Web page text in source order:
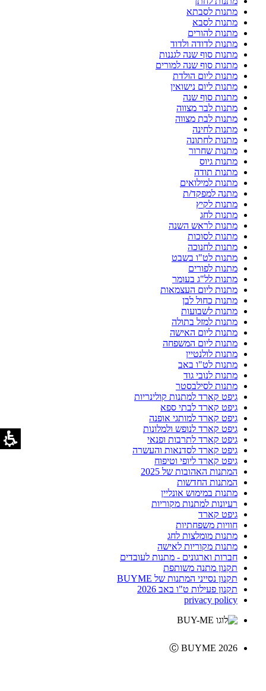
מתנות לסבתא
מתנות לסבא
מתנות להורים
מתנות לדודה ולדוד
מתנות סוף שנה לגננות
מתנות סוף שנה למורים
מתנות ליום הולדת
מתנות ליום נישואין
מתנות סוף שנה
מתנות לבר מצווה
מתנות לבת מצווה
מתנות לחינה
מתנות לחתונה
מתנות שחרור
מתנות גיוס
מתנות תודה
מתנות למילואים
מתנה למפקד/ת
מתנות לקיץ
מתנות לחג
מתנות לראש השנה
מתנות לסוכות
מתנות לחנוכה
מתנות לט"ו בשבט
מתנות לפורים
מתנות לל"ג בעומר
מתנות ליום העצמאות
מתנות כחול לבן
מתנות לשבועות
מתנות למזל בתולה
מתנות ליום האישה
מתנות ליום המשפחה
מתנות לולנטיין
מתנות לט"ו באב
מתנות לנובי גוד
מתנות לסילבסטר
גיפט קארד למתנות קולינריות
גיפט קארד לבתי ספא
גיפט קארד למותגי אופנה
גיפט קארד לנופש ולמלונות
גיפט קארד לתרבות ופנאי
גיפט קארד לסדנאות והעשרה
גיפט קארד ליופי וטיפוח
המתנות האהובות של 2025
המתנות החדשות
מתנות במימוש אונליין
רעיונות למתנות מקוריות
גיפט קארד
חוויות משפחתיות
מתנות מומלצות לחג
מתנות מקוריות לאישה
חברות וארגונים - מתנות לעובדים
תקנון מתנה משותפת
תקנון נסייני המתנות של BUYME
תקנון פעילות ט"ו באב 2026
privacy policy
Ⓒ BUYME 2026